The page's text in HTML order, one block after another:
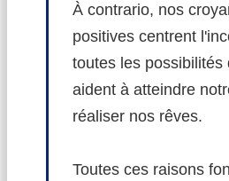
À contrario, nos
positives centrent
toutes les possibilités
aident à atteindre
réaliser nos rêves.
Toutes ces raisons